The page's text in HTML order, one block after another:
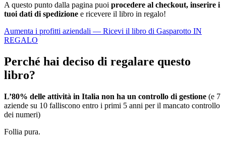
A questo punto dalla pagina puoi procedere al checkout, inserire i
tuoi dati di spedizione e ricevere il libro in regalo!
Aumenta i profitti aziendali — Ricevi il libro di Gasparotto IN
REGALO
Perché hai deciso di regalare questo
libro?
L’80% delle attività in Italia non ha un controllo di gestione (e 7
aziende su 10 falliscono entro i primi 5 anni per il mancato controllo
dei numeri)
Follia pura.